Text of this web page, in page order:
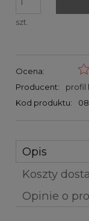
szt.
Ocena:
Producent:
profil
Kod produktu:
Opis
Koszty
Cena nie
Opinie o